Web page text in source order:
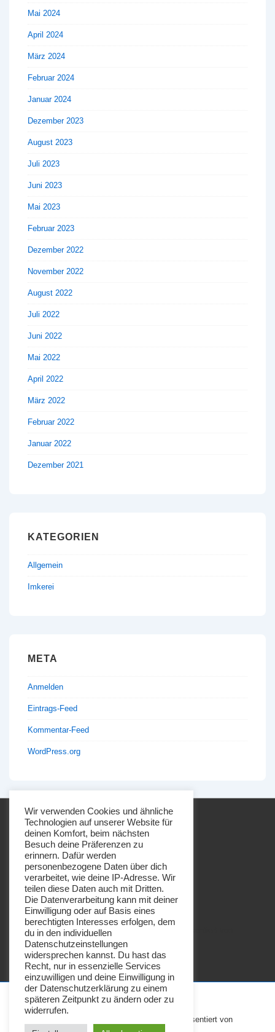
Mai 2024
April 2024
März 2024
Februar 2024
Januar 2024
Dezember 2023
August 2023
Juli 2023
Juni 2023
Mai 2023
Februar 2023
Dezember 2022
November 2022
August 2022
Juli 2022
Juni 2022
Mai 2022
April 2022
März 2022
Februar 2022
Januar 2022
Dezember 2021
KATEGORIEN
Allgemein
Imkerei
META
Anmelden
Eintrags-Feed
Kommentar-Feed
WordPress.org
Footer-
Menü
Impressum Datenschutz
Copyright © 2026 Imkerei Honigbrötchen
Responsive-Theme
| Präsentiert von
Wir verwenden Cookies und ähnliche
Technologien auf unserer Website für
deinen Komfort, beim nächsten
Besuch deine Präferenzen zu
erinnern. Dafür werden
personenbezogene Daten über dich
verarbeitet, wie deine IP-Adresse. Wir
teilen diese Daten auch mit Dritten.
Die Datenverarbeitung kann mit deiner
Einwilligung oder auf Basis eines
berechtigten Interesses erfolgen, dem
du in den individuellen
Datenschutzeinstellungen
widersprechen kannst. Du hast das
Recht, nur in essenzielle Services
einzuwilligen und deine Einwilligung in
der Datenschutzerklärung zu einem
späteren Zeitpunkt zu ändern oder zu
widerrufen.